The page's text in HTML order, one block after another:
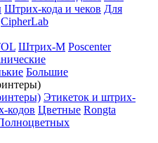
Штрих-кода и чеков Для
CipherLab
Штрих-М Poscenter
Большие
Этикеток и штрих-
кодов Цветные Rongta